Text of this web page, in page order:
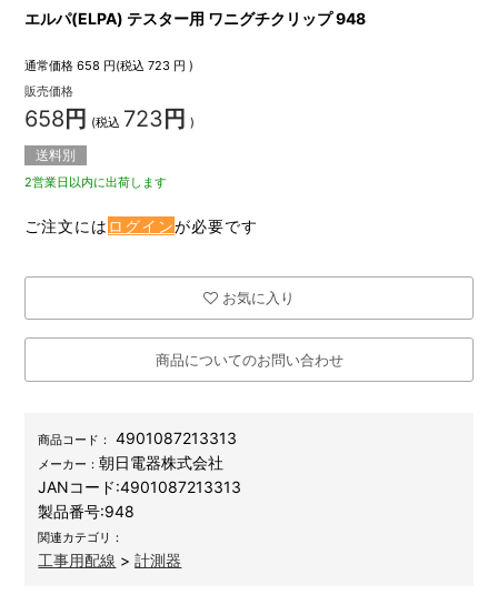
エルパ(ELPA) テスター用 ワニグチクリップ 948
通常価格 658 円(税込723 円 )
販売価格
658 円 (税込 723 円 )
送料別
2営業日以内に出荷します
ご注文には ログインが必要です
お気に入り
商品についてのお問い合わせ
商品コード： 4901087213313
メーカー：朝日電器株式会社
JANコード:4901087213313
製品番号:948
関連カテゴリ：
工事用配線 >計測器